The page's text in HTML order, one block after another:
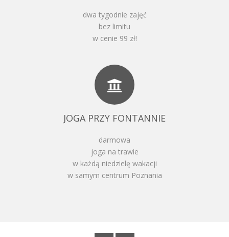
dwa tygodnie zajęć
bez limitu
w cenie 99 zł!
JOGA PRZY FONTANNIE
darmowa
joga na trawie
w każdą niedzielę wakacji
w samym centrum Poznania